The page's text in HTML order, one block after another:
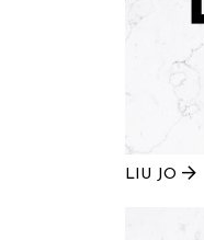
LIU JO